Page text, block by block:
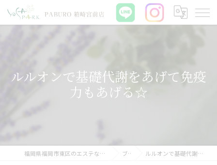
ルルオンで基礎代謝をあげて免疫
力もあげる☆
福岡県福岡市東区のエステならYOSAPARK PABURO 箱崎宮前店 ブログ ルルオンで基礎代謝をあげて免疫力もあげる☆